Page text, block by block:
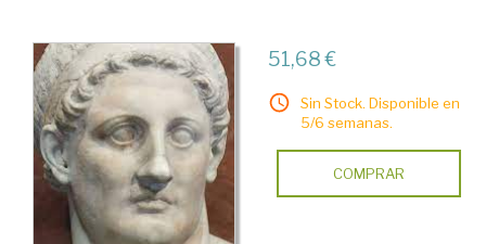
51,68 €
Sin Stock. Disponible en
5/6 semanas.
COMPRAR